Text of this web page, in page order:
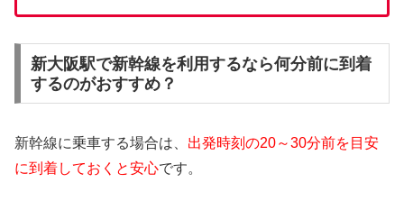
新大阪駅で新幹線を利用するなら何分前に到着
するのがおすすめ？
新幹線に乗車する場合は、 出発時刻の20～30分前を目安
に到着しておくと安心です。